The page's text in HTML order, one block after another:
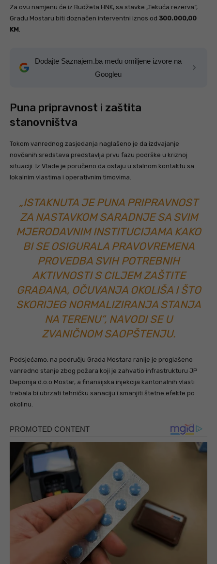
Za ovu namjenu će iz Budžeta HNK, sa stavke „Tekuća rezerva“,
Gradu Mostaru biti doznačen interventni iznos od 300.000,00
KM.
Dodajte Saznajem.ba među omiljene izvore na
Googleu
Puna pripravnost i zaštita
stanovništva
Tokom vanrednog zasjedanja naglašeno je da izdvajanje
novčanih sredstava predstavlja prvu fazu podrške u kriznoj
situaciji. Iz Vlade je poručeno da ostaju u stalnom kontaktu sa
lokalnim vlastima i operativnim timovima.
„ISTAKNUTA JE PUNA PRIPRAVNOST
ZA NASTAVKOM SARADNJE SA SVIM
MJERODAVNIM INSTITUCIJAMA KAKO
BI SE OSIGURALA PRAVOVREMENA
PROVEDBA SVIH POTREBNIH
AKTIVNOSTI S CILJEM ZAŠTITE
GRAĐANA, OČUVANJA OKOLIŠA I ŠTO
SKORIJEG NORMALIZIRANJA STANJA
NA TERENU“, NAVODI SE U
ZVANIČNOM SAOPŠTENJU.
Podsjećamo, na području Grada Mostara ranije je proglašeno
vanredno stanje zbog požara koji je zahvatio infrastrukturu JP
Deponija d.o.o Mostar, a finansijska injekcija kantonalnih vlasti
trebala bi ubrzati tehničku sanaciju i smanjiti štetne efekte po
okolinu.